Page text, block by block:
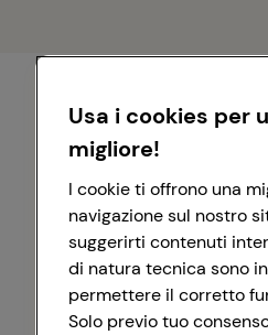
Usa i cookies per
migliore!
I cookie ti offrono una
navigazione sul nostro
suggerirti contenuti
di natura tecnica sono
permettere il corretto
Solo previo tuo